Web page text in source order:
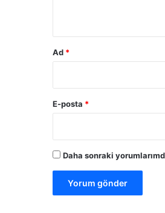
Ad *
E-posta *
Daha sonraki